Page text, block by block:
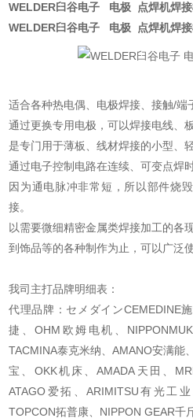
WELDER臼谷电子 电极 点焊机焊
WELDER臼谷电子 电极 点焊机焊
适合各种热电偶、电极焊接、接触/端
通过更换专用电极，可以焊接电线、
是专门用于薄板、线材焊接的小型、
通过电子控制电路在连续、可变点焊
因为通电脉冲非常短，所以部件烧
接。
以需要微细精密金属类焊接加工的各
到饰品等的各种制作为止，可以广泛
我司主打品牌明细表：
代理品牌：セメダインCEMEDINE
捷、OHM欧姆电机、
TACMINA泰克米纳、AMANO安满能
宝、OKK机床、AMADA天田、
ATAGO爱拓、ARIMITSU有光工业
TOPCON拓普康、NIPPON GEAR千